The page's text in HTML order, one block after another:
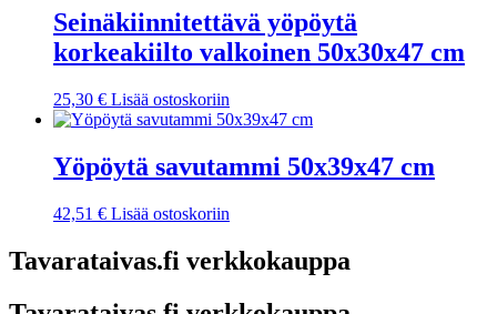
Seinäkiinnitettävä yöpöytä
korkeakiilto valkoinen 50x30x47 cm
25,30 € Lisää ostoskoriin
Yöpöytä savutammi 50x39x47 cm
42,51 € Lisää ostoskoriin
Tavarataivas.fi verkkokauppa